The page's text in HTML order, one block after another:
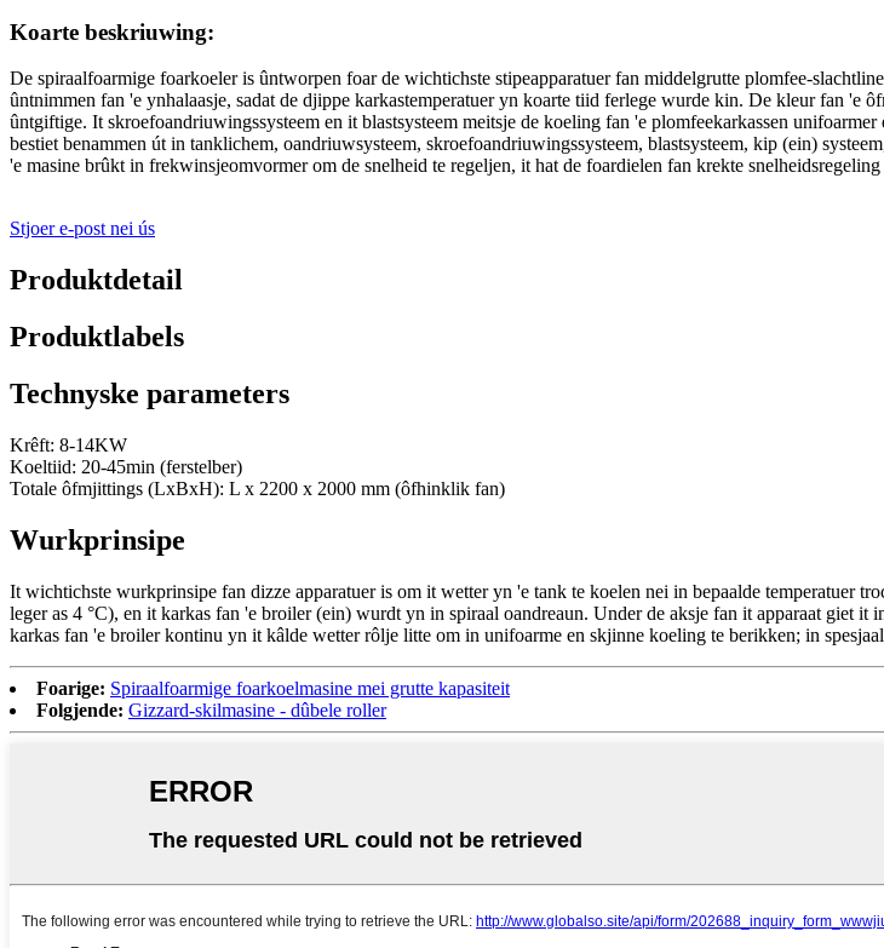
Koarte beskriuwing:
De spiraalfoarmige foarkoeler is ûntworpen foar de wichtichste stipeapparatuer fan middelgrutte plomfee-
ûntnimmen fan 'e ynhalaasje, sadat de djippe karkastemperatuer yn koarte tiid ferlege wurde kin. De kleur fan 'e
ûntgiftige. It skroefoandriuwingssysteem en it blastsysteem meitsje de koeling fan 'e plomfeekarkassen
bestiet benammen út in tanklichem, oandriuwsysteem, skroefoandriuwingssysteem, blastsysteem, kip (ein)
'e masine brûkt in frekwinsjeomvormer om de snelheid te regeljen, it hat de foardielen fan krekte
Stjoer e-post nei ús
Produktdetail
Produktlabels
Technyske parameters
Krêft: 8-14KW
Koeltiid: 20-45min (ferstelber)
Totale ôfmjittings (LxBxH): L x 2200 x 2000 mm (ôfhinklik fan)
Wurkprinsipe
It wichtichste wurkprinsipe fan dizze apparatuer is om it wetter yn 'e tank te koelen nei in bepaalde temperatuer
leger as 4 °C), en it karkas fan 'e broiler (ein) wurdt yn in spiraal oandreaun. Under de aksje fan it apparaat giet
karkas fan 'e broiler kontinu yn it kâlde wetter rôlje litte om in unifoarme en skjinne koeling te berikken; in
Foarige: Spiraalfoarmige foarkoelmasine mei grutte kapasiteit
Folgjende: Gizzard-skilmasine - dûbele roller